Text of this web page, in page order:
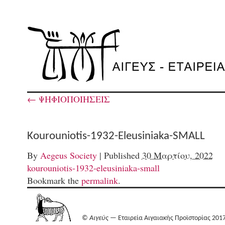
← ΨΗΦΙΟΠΟΙΗΣΕΙΣ
Kourouniotis-1932-Eleusiniaka-SMALL
By Aegeus Society | Published 30 Μαρτίου, 2022
kourouniotis-1932-eleusiniaka-small
Bookmark the permalink.
©Αιγεύς— Εταιρεία Αιγαιακής Προϊστορίας